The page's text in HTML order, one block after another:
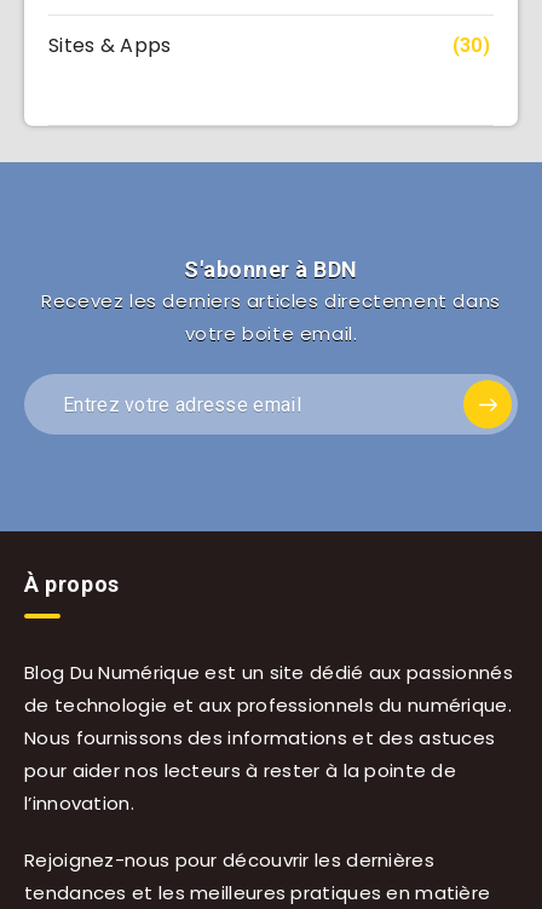
Sites & Apps (30)
S'abonner à BDN
Recevez les derniers articles directement dans
votre boite email.
À propos
Blog Du Numérique est un site dédié aux passionnés
de technologie et aux professionnels du numérique.
Nous fournissons des informations et des astuces
pour aider nos lecteurs à rester à la pointe de
l’innovation.
Rejoignez-nous pour découvrir les dernières
tendances et les meilleures pratiques en matière